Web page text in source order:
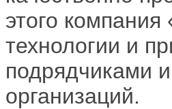
этого
технологии и
подрядчиками
организаций.